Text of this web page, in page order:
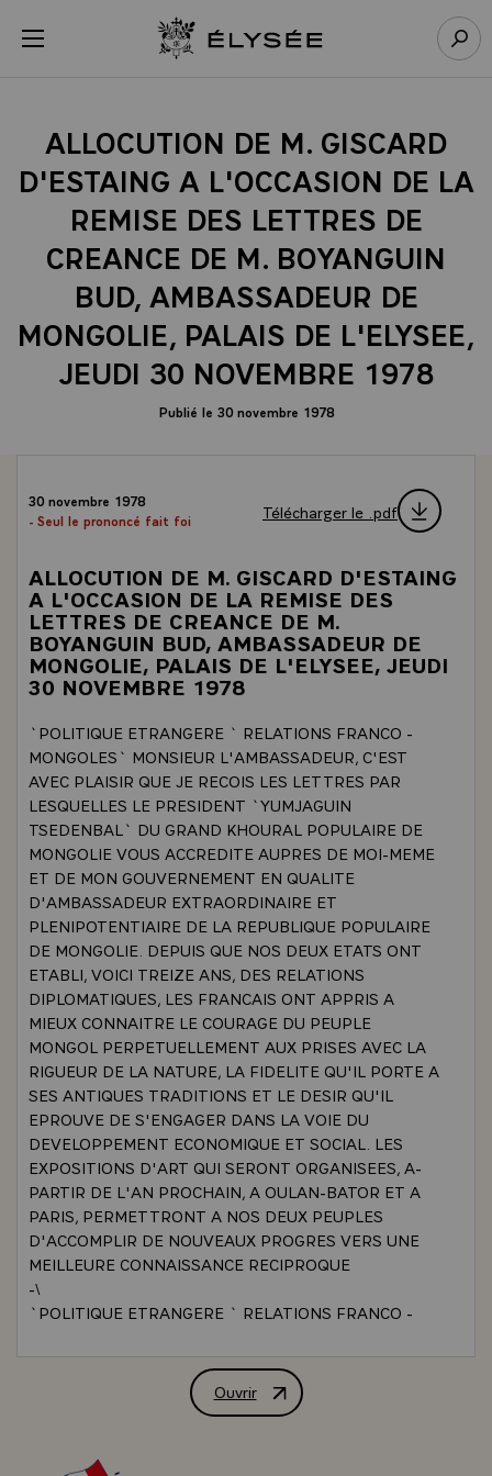
menu Retour à l’accueil Élysée
ALLOCUTION DE M. GISCARD
D'ESTAING A L'OCCASION DE LA
REMISE DES LETTRES DE
CREANCE DE M. BOYANGUIN
BUD, AMBASSADEUR DE
MONGOLIE, PALAIS DE L'ELYSEE,
JEUDI 30 NOVEMBRE 1978
Publié le 30 novembre 1978
30 novembre 1978
- Seul le prononcé fait foi
Télécharger le .pdf
ALLOCUTION DE M. GISCARD D'ESTAING
A L'OCCASION DE LA REMISE DES
LETTRES DE CREANCE DE M.
BOYANGUIN BUD, AMBASSADEUR DE
MONGOLIE, PALAIS DE L'ELYSEE, JEUDI
30 NOVEMBRE 1978
`POLITIQUE ETRANGERE ` RELATIONS FRANCO -
MONGOLES` MONSIEUR L'AMBASSADEUR, C'EST
AVEC PLAISIR QUE JE RECOIS LES LETTRES PAR
LESQUELLES LE PRESIDENT `YUMJAGUIN
TSEDENBAL` DU GRAND KHOURAL POPULAIRE DE
MONGOLIE VOUS ACCREDITE AUPRES DE MOI-MEME
ET DE MON GOUVERNEMENT EN QUALITE
D'AMBASSADEUR EXTRAORDINAIRE ET
PLENIPOTENTIAIRE DE LA REPUBLIQUE POPULAIRE
DE MONGOLIE. DEPUIS QUE NOS DEUX ETATS ONT
ETABLI, VOICI TREIZE ANS, DES RELATIONS
DIPLOMATIQUES, LES FRANCAIS ONT APPRIS A
MIEUX CONNAITRE LE COURAGE DU PEUPLE
MONGOL PERPETUELLEMENT AUX PRISES AVEC LA
RIGUEUR DE LA NATURE, LA FIDELITE QU'IL PORTE A
SES ANTIQUES TRADITIONS ET LE DESIR QU'IL
EPROUVE DE S'ENGAGER DANS LA VOIE DU
DEVELOPPEMENT ECONOMIQUE ET SOCIAL. LES
EXPOSITIONS D'ART QUI SERONT ORGANISEES, A-
PARTIR DE L'AN PROCHAIN, A OULAN-BATOR ET A
PARIS, PERMETTRONT A NOS DEUX PEUPLES
D'ACCOMPLIR DE NOUVEAUX PROGRES VERS UNE
MEILLEURE CONNAISSANCE RECIPROQUE
-\
`POLITIQUE ETRANGERE ` RELATIONS FRANCO -
DES PREMIERS JALONS SUR LA VOIE D'UNE
COOPERATION ECONOMIQUE ET TECHNIQUE. LA
PART QUE D'AUTRES REALISATIONS VIENNENT
Ouvrir
ALLOCUTION DE M. GISCARD
Panneau de gestion des cookies